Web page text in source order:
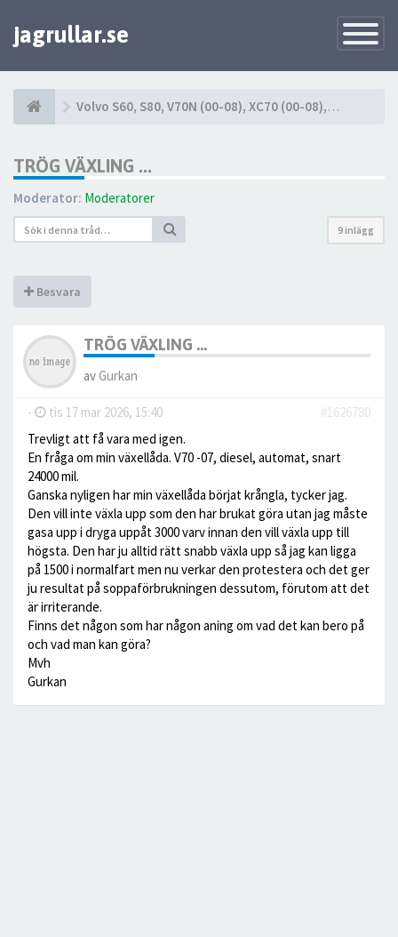
Toggle
jagrullar.se
Volvo S60, S80, V70N (00-08), XC70 (00-08), XC90 (03-14)
TRÖG VÄXLING ...
Moderator: Moderatorer
9 inlägg
Besvara
TRÖG VÄXLING ...
avGurkan
- tis 17 mar 2026, 15:40
#1626780
Trevligt att få vara med igen.
En fråga om min växellåda. V70 -07, diesel, automat, snart
24000 mil.
Ganska nyligen har min växellåda börjat krångla, tycker jag.
Den vill inte växla upp som den har brukat göra utan jag måste
gasa upp i dryga uppåt 3000 varv innan den vill växla upp till
högsta. Den har ju alltid rätt snabb växla upp så jag kan ligga
på 1500 i normalfart men nu verkar den protestera och det ger
ju resultat på soppaförbrukningen dessutom, förutom att det
är irriterande.
Finns det någon som har någon aning om vad det kan bero på
och vad man kan göra?
Mvh
Gurkan